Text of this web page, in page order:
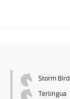
Storm Bird
Terlingua